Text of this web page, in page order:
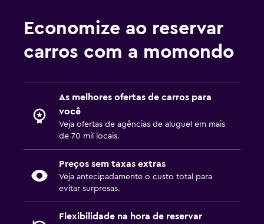
Economize ao reservar
carros com a momondo
As melhores ofertas de carros para
você
Veja ofertas de agências de aluguel em mais
de 70 mil locais.
Preços sem taxas extras
Veja antecipadamente o custo total para
evitar surpresas.
Flexibilidade na hora de reservar